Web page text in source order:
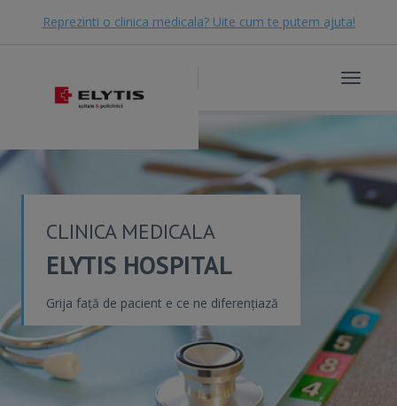
Reprezinti o clinica medicala? Uite cum te putem ajuta!
Toggle
CLINICA MEDICALA
ELYTIS HOSPITAL
Grija față de pacient e ce ne diferențiază